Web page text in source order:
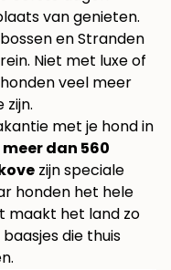
van genieten.
en Stranden
Niet met luxe of
veel meer
met je hond in
meer dan 560
zijn speciale
honden het hele
maakt het land zo
die thuis